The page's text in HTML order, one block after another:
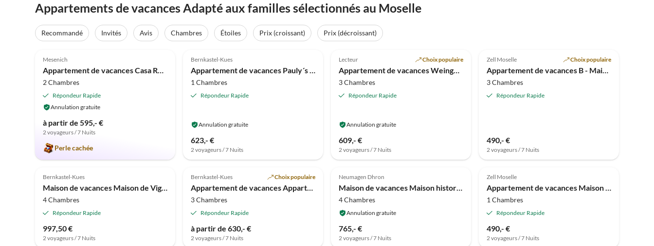
Appartements de vacances Adapté aux familles sélectionnés au Moselle
Recommandé Invités Avis Chambres Étoiles Prix (croissant) Prix (décroissant)
Rapport qualité-prix
Meilleure
Annonce
Mesenich
Appartement de vacances Casa Romantica
2 Chambres
Répondeur Rapide
Annulation gratuite
à partir de 595,- €
2 voyageurs / 7 Nuits
Perle cachée
Meilleure
Annonce
Bernkastel-Kues
Appartement de vacances Pauly´s Traumzeit
1 Chambres
Répondeur Rapide
Annulation gratuite
623,- €
2 voyageurs / 7 Nuits
Lecteur Choix populaire
Appartement de vacances Weingut-Pauly
3 Chambres
Répondeur Rapide
Annulation gratuite
609,- €
2 voyageurs / 7 Nuits
Zell Moselle Choix populaire
Appartement de vacances B - Maison Hoffmann
3 Chambres
Répondeur Rapide
490,- €
2 voyageurs / 7 Nuits
Annonce
5.0 (9)
Bernkastel-Kues
Maison de vacances Maison de Vigneron Andel
4 Chambres
Répondeur Rapide
997,50 €
2 voyageurs / 7 Nuits
Accepte les chiens
Annonce
4.8 (3)
Bernkastel-Kues Choix populaire
Appartement de vacances Appartement avec balcon vue sur le château
3 Chambres
Répondeur Rapide
à partir de 630,- €
2 voyageurs / 7 Nuits
Annonce
5.0 (3)
Neumagen Dhron
Maison de vacances Maison historique sur la Moselle à Neumagen-Dhron
4 Chambres
Annulation gratuite
765,- €
2 voyageurs / 7 Nuits
Annonce
Zell Moselle
Appartement de vacances Maison Hoffmann Appartement A
1 Chambres
Répondeur Rapide
490,- €
2 voyageurs / 7 Nuits